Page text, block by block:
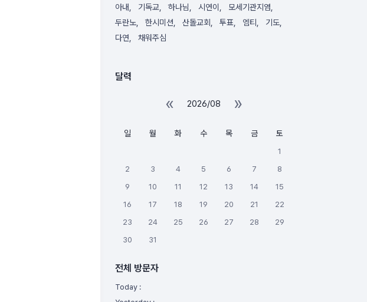
아내
기독교 하나님 시연이
모세기관지염
두란노
한시미션 산돌교회 투표 엠티
기도
다연
채워주심
달력
« 2026/08 »
일 월 화 수 목 금 토
1
2
3 4 5 6 7
8
9
10 11 12 13 14
15
16
17 18 19 20 21
22
23
24 25 26 27 28
29
30
31
전체 방문자
Today :